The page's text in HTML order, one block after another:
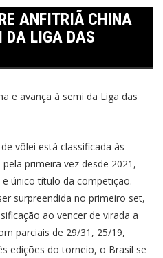
ANFITRIÃ CHINA
DA LIGA DAS
vôlei está classificada às
primeira vez desde 2021,
único título da competição.
surpreendida no primeiro set,
ao vencer de virada a
parciais de 29/31, 25/19,
edições do torneio, o Brasil se